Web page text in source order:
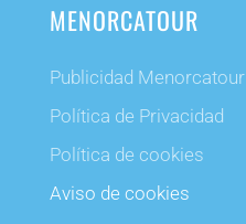
MENORCATOUR
Publicidad Menorcatour
Política de Privacidad
Política de cookies
Aviso de cookies